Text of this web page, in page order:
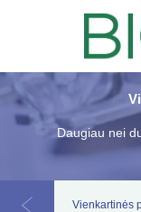
Daugiau nei
Vienkartinės